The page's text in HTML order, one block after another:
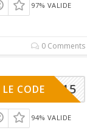
97% VALIDE
0 Comments
BOOK15
CODE
94% VALIDE